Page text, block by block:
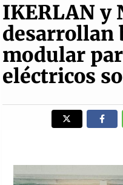
IKERLAN y
desarrollan
modular
eléctricos